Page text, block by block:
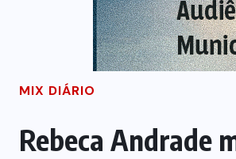
MIX DIÁRIO
Rebeca Andrade